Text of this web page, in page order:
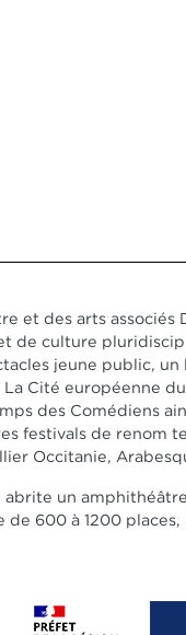
et des arts associés
de culture
jeune public,
Cité européenne
des Comédiens
festivals de renom
Occitanie,
un
de 600 à 1200